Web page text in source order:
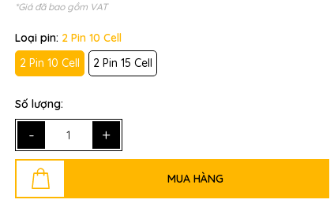
*Giá đã bao gồm VAT
Loại pin: 2 Pin 10 Cell
2 Pin 10 Cell
2 Pin 15 Cell
Số lượng:
- +
MUA HÀNG
Mã giảm giá:
Ngày hết hạn:
Điều kiện: